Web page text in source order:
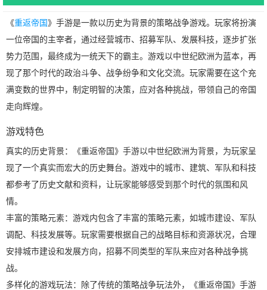
《重返帝国 》手游是一款以历史为背景的策略战争游戏。玩家将扮演
一位帝国的主宰者，通过经营城市、招募军队、发展科技，逐步扩张
势力范围，最终成为一统天下的霸主。游戏以中世纪欧洲为蓝本，再
现了那个时代的政治斗争、战争纷争和文化交流。玩家需要在这个充
满变数的世界中，制定明智的决策，应对各种挑战，带领自己的帝国
走向辉煌。
游戏特色
真实的历史背景：《重返帝国》手游以中世纪欧洲为背景，为玩家呈
现了一个真实而宏大的历史舞台。游戏中的城市、建筑、军队和科技
都参考了历史文献和资料，让玩家能够感受到那个时代的氛围和风
情。
丰富的策略元素：游戏内包含了丰富的策略元素，如城市建设、军队
调配、科技发展等。玩家需要根据自己的战略目标和资源状况，合理
安排城市建设和发展方向，招募不同类型的军队来应对各种战争挑
战。
多样化的游戏玩法：除了传统的策略战争玩法外，《重返帝国》手游